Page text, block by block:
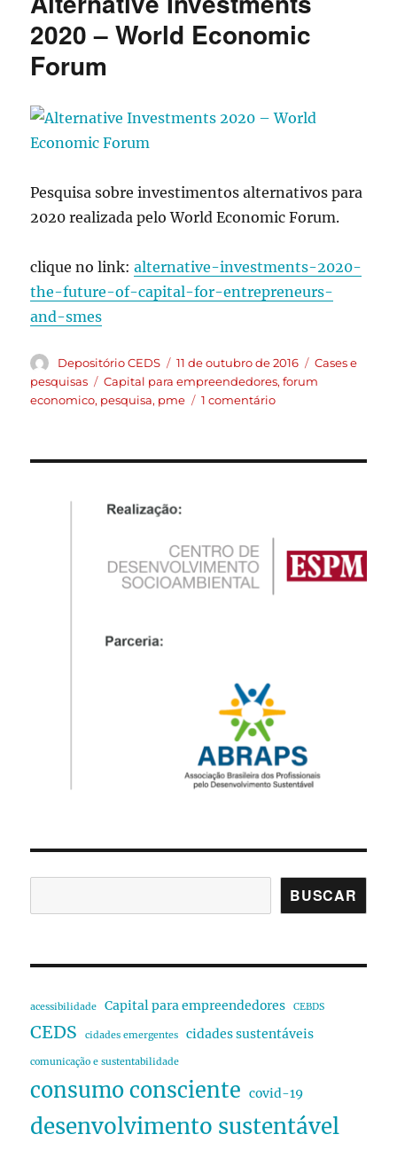
2020 – World Economic
Forum
Pesquisa sobre investimentos alternativos para
2020 realizada pelo World Economic Forum.
clique no link:alternative-investments-2020-
the-future-of-capital-for-entrepreneurs-
and-smes
Depositório CEDS 11 de outubro de 2016
Cases e
pesquisas
Capital para empreendedores,forum
economico, pesquisa, pme 1 comentário
BUSCAR
acessibilidade Capital para empreendedores CEBDS
CEDS cidades emergentes cidades sustentáveis
comunicação e sustentabilidade
consumo consciente covid-19
desenvolvimento sustentável